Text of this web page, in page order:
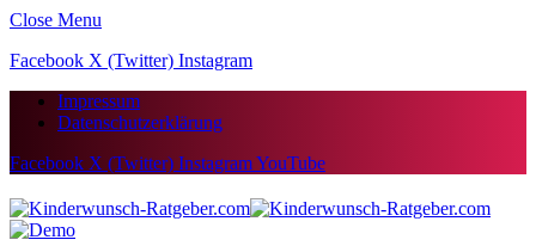
Close Menu
Facebook X (Twitter) Instagram
Impressum
Datenschutzerklärung
Facebook X (Twitter) InstagramYouTube